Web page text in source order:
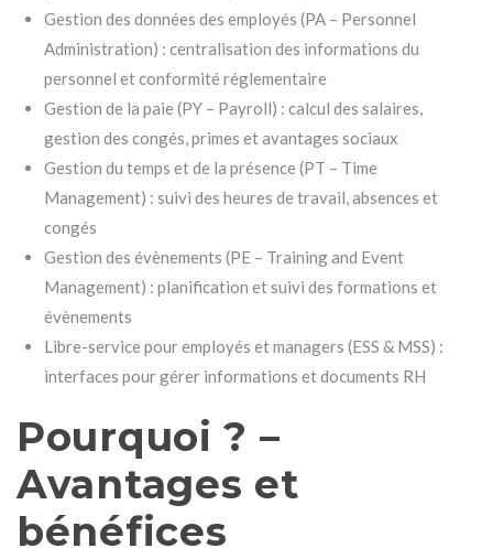
Gestion des données des employés (PA – Personnel
Administration) : centralisation des informations du
personnel et conformité réglementaire
Gestion de la paie (PY – Payroll) : calcul des salaires,
gestion des congés, primes et avantages sociaux
Gestion du temps et de la présence (PT – Time
Management) : suivi des heures de travail, absences et
congés
Gestion des évènements (PE – Training and Event
Management) : planification et suivi des formations et
évènements
Libre-service pour employés et managers (ESS & MSS) :
interfaces pour gérer informations et documents RH
Pourquoi ? –
Avantages et
bénéfices